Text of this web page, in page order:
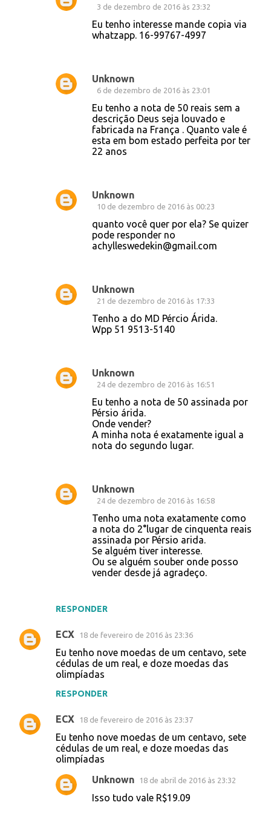
RESPONDER
3 de dezembro de 2016 às 23:32
Eu tenho interesse mande copia via
whatzapp. 16-99767-4997
Unknown
6 de dezembro de 2016 às 23:01
Eu tenho a nota de 50 reais sem a
descrição Deus seja louvado e
fabricada na França . Quanto vale é
esta em bom estado perfeita por ter
22 anos
Unknown
10 de dezembro de 2016 às 00:23
quanto você quer por ela? Se quizer
pode responder no
achylleswedekin@gmail.com
Unknown
21 de dezembro de 2016 às 17:33
Tenho a do MD Pércio Árida.
Wpp 51 9513-5140
Unknown
24 de dezembro de 2016 às 16:51
Eu tenho a nota de 50 assinada por
Pérsio árida.
Onde vender?
A minha nota é exatamente igual a
nota do segundo lugar.
Unknown
24 de dezembro de 2016 às 16:58
Tenho uma nota exatamente como
a nota do 2°lugar de cinquenta reais
assinada por Pérsio arida.
Se alguém tiver interesse.
Ou se alguém souber onde posso
vender desde já agradeço.
ECX 18 de fevereiro de 2016 às 23:36
Eu tenho nove moedas de um centavo, sete
cédulas de um real, e doze moedas das
olimpíadas
RESPONDER
ECX 18 de fevereiro de 2016 às 23:37
Eu tenho nove moedas de um centavo, sete
cédulas de um real, e doze moedas das
olimpíadas
Unknown 18 de abril de 2016 às 23:32
Isso tudo vale R$19.09